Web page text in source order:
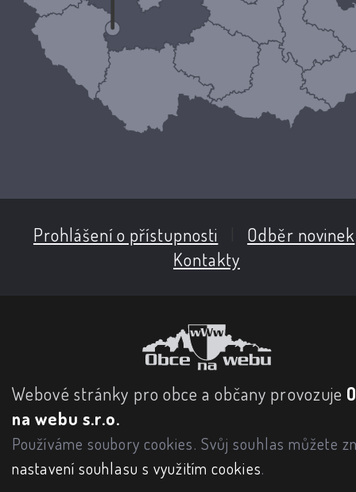
Prohlášení o přístupnosti Odběr novinek
Kontakty
Webové stránky pro obce a občany provozuje
na webu s.r.o.
Používáme soubory cookies. Svůj souhlas můžete
nastavení souhlasu s využitím cookies.